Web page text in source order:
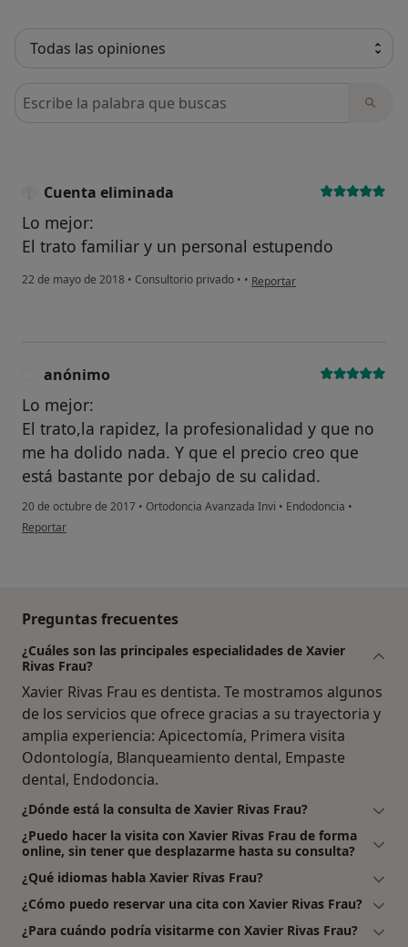
Busca en opiniones
Cuenta eliminada
Lo mejor:
El trato familiar y un personal estupendo
22 de mayo de 2018 • Consultorio privado • • en opinión del usuario Cuenta
Reportar
anónimo
Lo mejor:
El trato,la rapidez, la profesionalidad y que no
me ha dolido nada. Y que el precio creo que
está bastante por debajo de su calidad.
20 de octubre de 2017 • Ortodoncia Avanzada Invi • Endodoncia •
en opinión del usuario anónimo
Reportar
Preguntas frecuentes
¿Cuáles son las principales especialidades de Xavier
Rivas Frau?
Xavier Rivas Frau es dentista. Te mostramos algunos
de los servicios que ofrece gracias a su trayectoria y
amplia experiencia: Apicectomía, Primera visita
Odontología, Blanqueamiento dental, Empaste
dental, Endodoncia.
¿Dónde está la consulta de Xavier Rivas Frau?
¿Puedo hacer la visita con Xavier Rivas Frau de forma
online, sin tener que desplazarme hasta su consulta?
¿Qué idiomas habla Xavier Rivas Frau?
¿Cómo puedo reservar una cita con Xavier Rivas Frau?
¿Para cuándo podría visitarme con Xavier Rivas Frau?